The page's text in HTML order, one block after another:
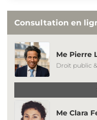
Consultation en
Me Pierre
Droit public
Me Clara